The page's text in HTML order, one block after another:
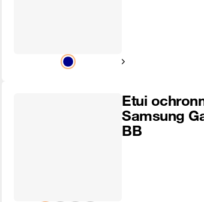
Pokaż następny
Etui
Samsung
BB